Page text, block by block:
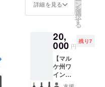
ティチ
ケット
11,000
おひと
りさま
何枚で
も購入
OKです
詳細を見る ン
を
選
択
す
る
20,
000 円
残り7
【マル
ケ州ワ
イン３
本セッ